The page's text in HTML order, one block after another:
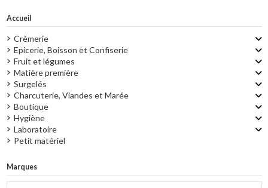
Accueil
Crèmerie
Epicerie, Boisson et Confiserie
Fruit et légumes
Matière première
Surgelés
Charcuterie, Viandes et Marée
Boutique
Hygiène
Laboratoire
Petit matériel
Marques